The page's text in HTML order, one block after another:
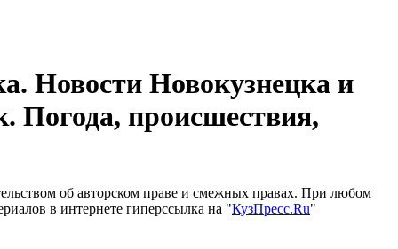
Новости Новокузнецка и
Погода, происшествия,
об авторском праве и смежных правах. При любом
в интернете гиперссылка на "КузПресс.Ru"